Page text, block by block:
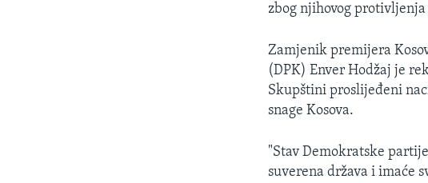
zbog njihovog
Zamjenik premijera
(DPK) Enver Hodžaj je
Skupštini proslijeđeni
snage Kosova.
"Stav Demokratske
suverena država i imaće